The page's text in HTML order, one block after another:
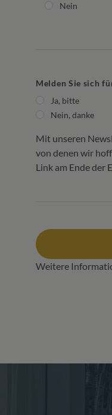
Nein
Melden Sie sich
Ja, bitte
Nein, danke
Mit unseren
von denen wir
Link am Ende der
Weitere